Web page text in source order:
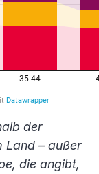
der
Land – außer
die angibt,